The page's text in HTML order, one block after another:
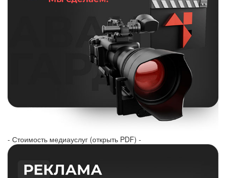
- Стоимость медиауслуг (открыть PDF) -